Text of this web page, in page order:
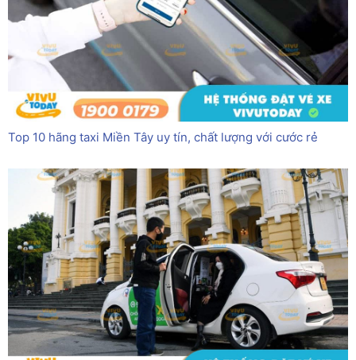
Top 10 hãng taxi Miền Tây uy tín, chất lượng với cước rẻ